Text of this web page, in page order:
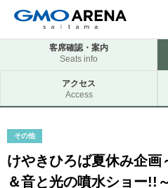
客席確認・案内
Seats info
アクセス
Access
その他
けやきひろば夏休み企画
＆音と光の噴水ショー!!